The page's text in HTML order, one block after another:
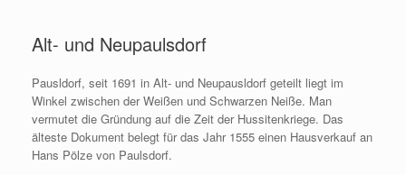
springenAlt- und Neupaulsdorf
Pausldorf, seit 1691 in Alt- und Neupausldorf geteilt liegt im
Winkel zwischen der Weißen und Schwarzen Neiße. Man
vermutet die Gründung auf die Zeit der Hussitenkriege. Das
älteste Dokument belegt für das Jahr 1555 einen Hausverkauf an
Hans Pölze von Paulsdorf.